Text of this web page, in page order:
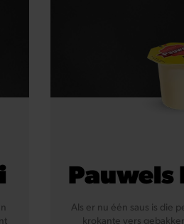
Pauwels
Als er nu één saus is die
krokante vers